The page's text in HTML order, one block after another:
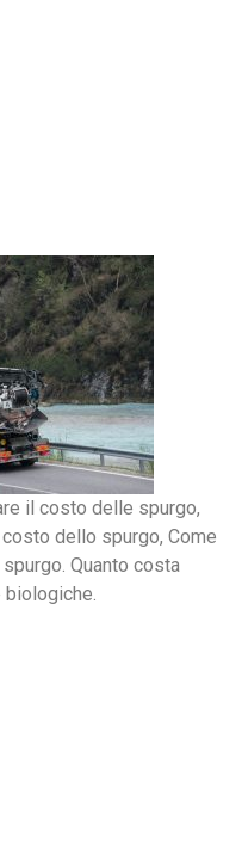
il costo delle spurgo,
dello spurgo, Come
Quanto costa